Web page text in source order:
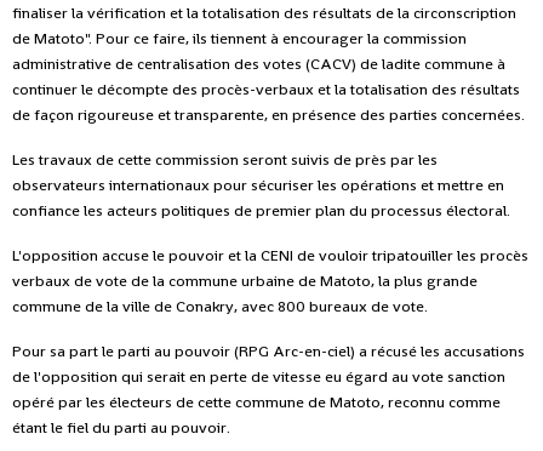
finaliser la vérification et la totalisation des résultats de la circonscription
de Matoto". Pour ce faire, ils tiennent à encourager la commission
administrative de centralisation des votes (CACV) de ladite commune à
continuer le décompte des procès-verbaux et la totalisation des résultats
de façon rigoureuse et transparente, en présence des parties concernées.
Les travaux de cette commission seront suivis de près par les
observateurs internationaux pour sécuriser les opérations et mettre en
confiance les acteurs politiques de premier plan du processus électoral.
L'opposition accuse le pouvoir et la CENI de vouloir tripatouiller les procès
verbaux de vote de la commune urbaine de Matoto, la plus grande
commune de la ville de Conakry, avec 800 bureaux de vote.
Pour sa part le parti au pouvoir (RPG Arc-en-ciel) a récusé les accusations
de l'opposition qui serait en perte de vitesse eu égard au vote sanction
opéré par les électeurs de cette commune de Matoto, reconnu comme
étant le fiel du parti au pouvoir.